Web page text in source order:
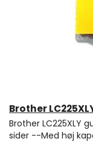
Brother
Brother LC225XLY
sider --Med høj